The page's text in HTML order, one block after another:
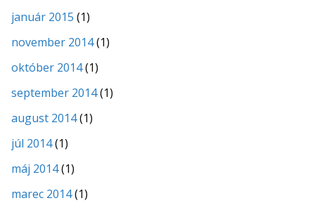
január 2015 (1)
november 2014(1)
október 2014(1)
september 2014(1)
august 2014(1)
júl 2014(1)
máj 2014(1)
marec 2014(1)